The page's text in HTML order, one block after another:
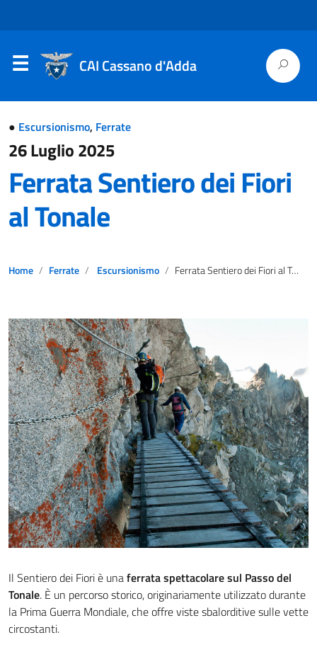
CAI Cassano d'Adda
● Escursionismo, Ferrate
26 Luglio 2025
Ferrata Sentiero dei Fiori
al Tonale
Home Ferrate Escursionismo Ferrata Sentiero dei Fiori al Tonale
Il Sentiero dei Fiori è unaferrata spettacolare sul Passo del
Tonale. È un percorso storico, originariamente utilizzato durante
la Prima Guerra Mondiale, che offre viste sbalorditive sulle vette
circostanti.